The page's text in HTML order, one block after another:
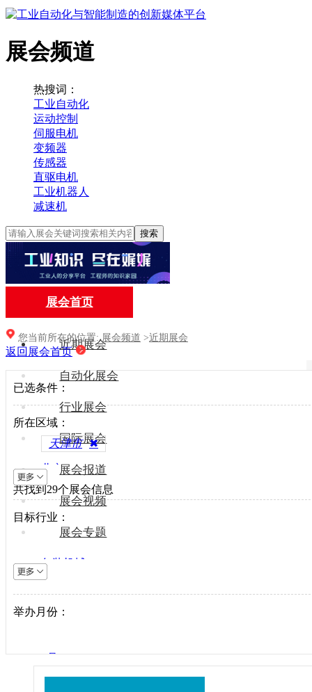
展会频道
热搜词：
工业自动化
运动控制
伺服电机
变频器
传感器
直驱电机
工业机器人
减速机
搜索
展会首页
近期展会
自动化展会
行业展会
国际展会
展会报道
展会视频
展会专题
您当前所在的位置: 展会频道 >近期展会
返回展会首页
已选条件：
天津市 ✖
共找到29个展会信息
所在区域：
北京
上海
天津
重庆
山西
内蒙古
辽宁
黑龙江
江苏
目标行业：
包装机械
电梯设备
电子制造
供水处理
举办月份：
1月
2月